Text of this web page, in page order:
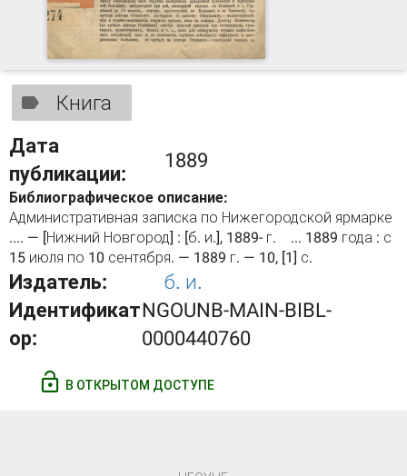
Книга
Дата
публикации:
1889
Библиографическое описание:
Административная записка по Нижегородской ярмарке
.... — [Нижний Новгород] : [б. и.], 1889- г. ... 1889 года : с
15 июля по 10 сентября. — 1889 г. — 10, [1] с.
Издатель:
б. и.
Идентификат
ор:
NGOUNB-MAIN-BIBL-
0000440760
В ОТКРЫТОМ ДОСТУПЕ